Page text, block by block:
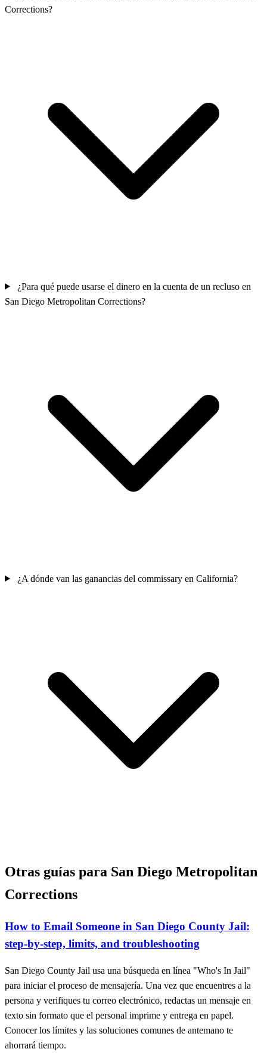
Corrections?
¿Para qué puede usarse el dinero en la cuenta de un recluso en
San Diego Metropolitan Corrections?
¿A dónde van las ganancias del commissary en California?
Otras guías para San Diego Metropolitan
Corrections
How to Email Someone in San Diego County Jail:
step-by-step, limits, and troubleshooting
San Diego County Jail usa una búsqueda en línea "Who's In Jail"
para iniciar el proceso de mensajería. Una vez que encuentres a la
persona y verifiques tu correo electrónico, redactas un mensaje en
texto sin formato que el personal imprime y entrega en papel.
Conocer los límites y las soluciones comunes de antemano te
ahorrará tiempo.